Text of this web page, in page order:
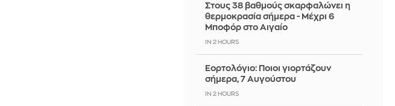
Στους 38 βαθμούς σκαρφαλώνει η
θερμοκρασία σήμερα - Μέχρι 6
Μποφόρ στο Αιγαίο
IN 2 HOURS
Εορτολόγιο: Ποιοι γιορτάζουν
σήμερα, 7 Αυγούστου
IN 2 HOURS